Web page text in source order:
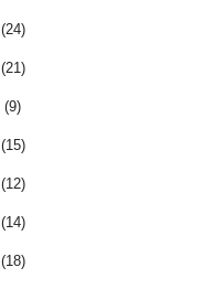
(24)
(21)
(9)
(15)
(12)
(14)
(18)